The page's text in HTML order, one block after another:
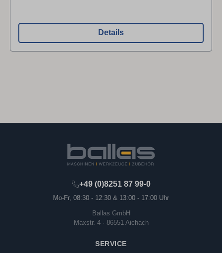
Details
+49 (0)8251 87 99-0
Mo-Fr, 08:30 - 12:30 & 13:00 - 17:00 Uhr
Ballas GmbH
Maxstr. 4 · 86551 Aichach
SERVICE